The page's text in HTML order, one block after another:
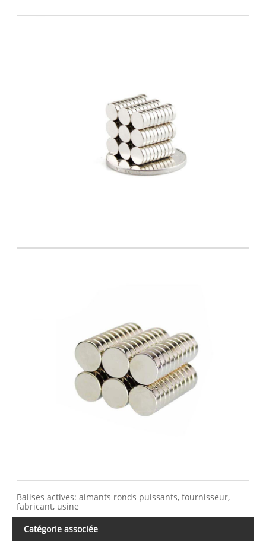
Balises actives: aimants ronds puissants, fournisseur,
fabricant, usine
Catégorie associée